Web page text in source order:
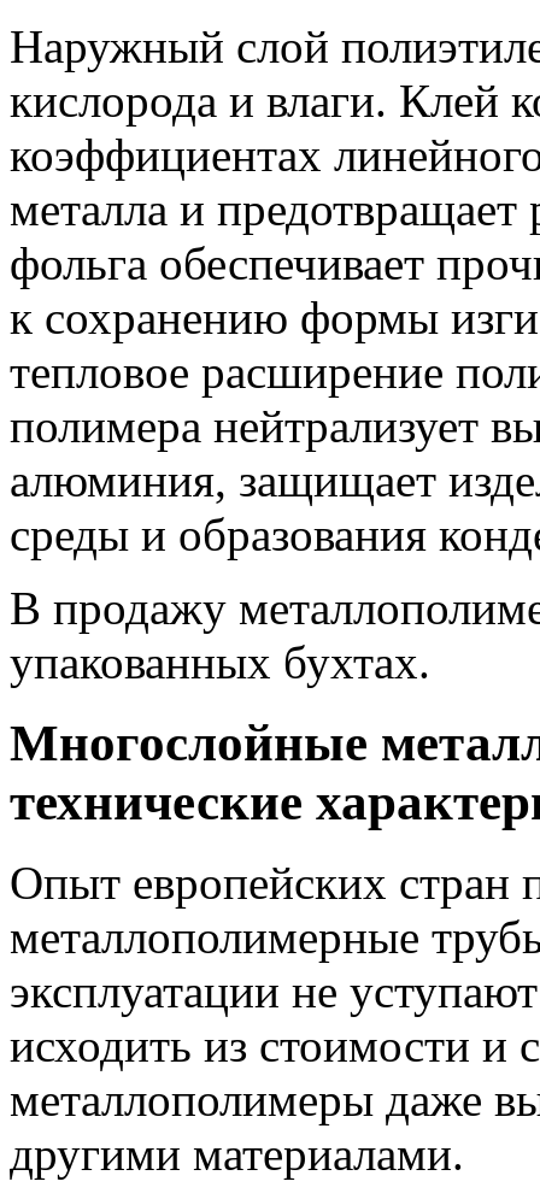
Наружный слой
кислорода и влаги. Клей
коэффициентах
металла и
фольга обеспечивает
к сохранению формы
тепловое расширение
полимера нейтрализует
алюминия, защищает
среды и образования
В продажу
упакованных бухтах.
Многослойные
технические
Опыт европейских стран
металлополимерные
эксплуатации не
исходить из стоимости и
металлополимеры даже
другими материалами.